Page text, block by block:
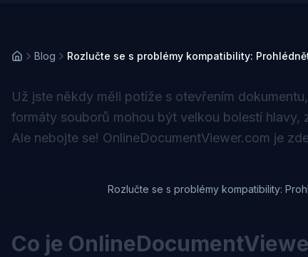
Blog Rozlučte se s problémy kompatibility:
Už jste někdy měli potíže s otevřením
formáty souborů mohou být velkou bolestí hlavy,
Ale nebojte se! OnlineDocumentViewer.com je
Rozlučte se s problémy kompatibility:
Co je